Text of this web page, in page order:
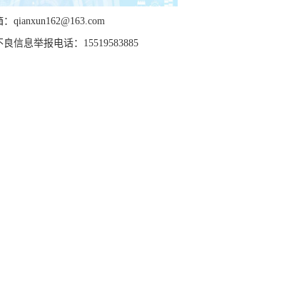
qianxun162@163.com
信息举报电话：15519583885